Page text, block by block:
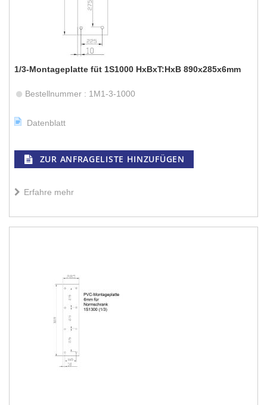
1/3-Montageplatte füt 1S1000 HxBxT:HxB 890x285x6mm
Bestellnummer : 1M1-3-1000
Datenblatt
ZUR ANFRAGELISTE HINZUFÜGEN
Erfahre mehr